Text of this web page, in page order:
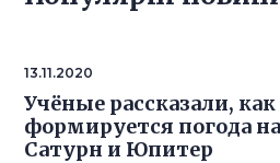
13.11.2020
Учёные рассказали, как
формируется погода
Сатурн и Юпитер